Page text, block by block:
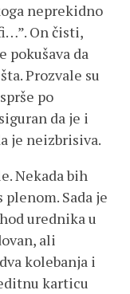
neprekidno
On čisti,
pokušava da
Prozvale su
po
da je i
je neizbrisiva.
Nekada bih
Sada je
urednika u
ali
kolebanja i
karticu